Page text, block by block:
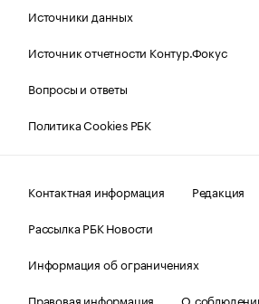
Источники данных
Источник отчетности Контур.Фокус
Вопросы и ответы
Политика Cookies РБК
Контактная информация
Редакция
Рассылка РБК Новости
Информация об ограничениях
Правовая информация
О